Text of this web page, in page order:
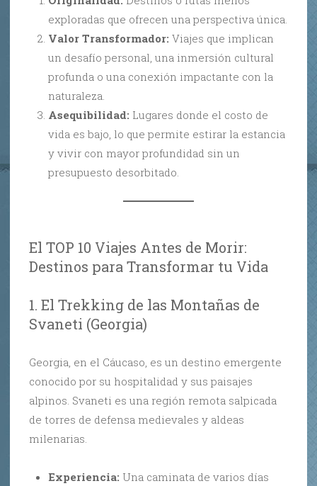
exploradas que ofrecen una perspectiva única.
Valor Transformador: Viajes que implican
un desafío personal, una inmersión cultural
profunda o una conexión impactante con la
naturaleza.
Asequibilidad: Lugares donde el costo de
vida es bajo, lo que permite estirar la estancia
y vivir con mayor profundidad sin un
presupuesto desorbitado.
El TOP 10 Viajes Antes de Morir:
Destinos para Transformar tu Vida
1. El Trekking de las Montañas de
Svaneti (Georgia)
Georgia, en el Cáucaso, es un destino emergente
conocido por su hospitalidad y sus paisajes
alpinos. Svaneti es una región remota salpicada
de torres de defensa medievales y aldeas
milenarias.
Experiencia: Una caminata de varios días